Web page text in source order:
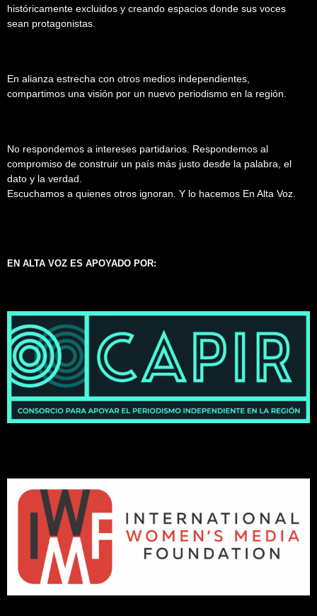
históricamente excluidos y creando espacios donde sus voces
sean protagonistas.
En alianza estrecha con otros medios independientes,
compartimos una visión por un nuevo periodismo en la región.
No respondemos a intereses partidarios. Respondemos al
compromiso de construir un país más justo desde la palabra, el
dato y la verdad.
Escuchamos a quienes otros ignoran. Y lo hacemos En Alta Voz.
EN ALTA VOZ ES APOYADO POR: